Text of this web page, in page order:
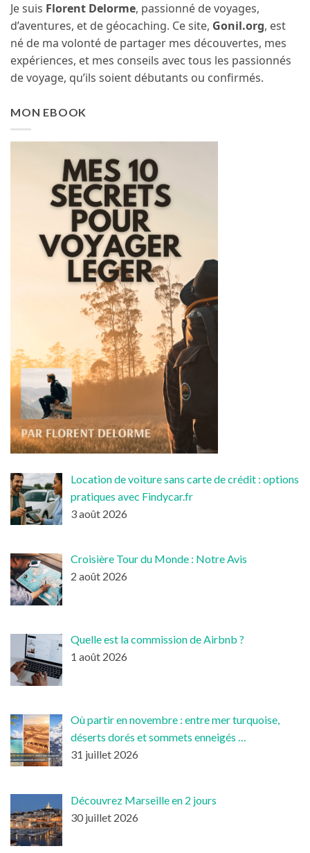
Je suis Florent Delorme, passionné de voyages,
d’aventures, et de géocaching. Ce site, Gonil.org, est
né de ma volonté de partager mes découvertes, mes
expériences, et mes conseils avec tous les passionnés
de voyage, qu’ils soient débutants ou confirmés.
MON EBOOK
Location de voiture sans carte de crédit : options
pratiques avec Findycar.fr
3 août 2026
Croisière Tour du Monde : Notre Avis
2 août 2026
Quelle est la commission de Airbnb ?
1 août 2026
Où partir en novembre : entre mer turquoise,
déserts dorés et sommets enneigés …
31 juillet 2026
Découvrez Marseille en 2 jours
30 juillet 2026